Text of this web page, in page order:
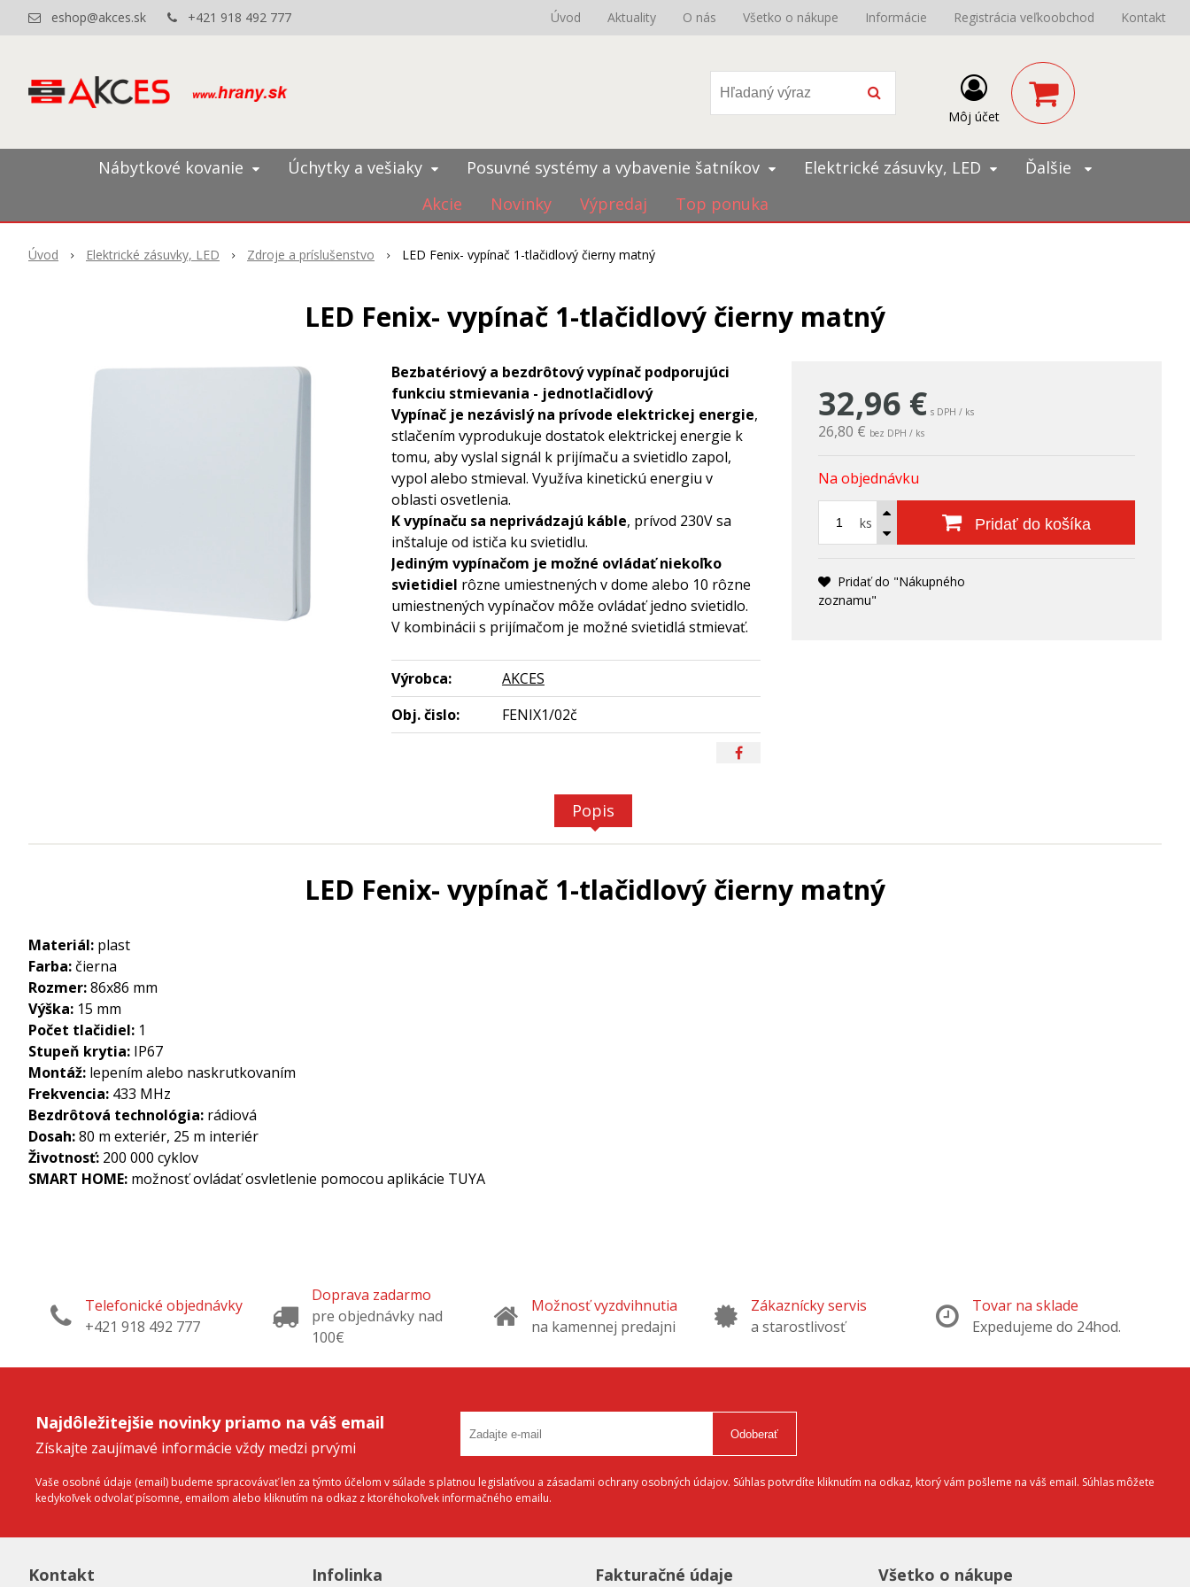
eshop@akces.sk +421 918 492 777 Úvod Aktuality O nás Všetko o nákupe Informácie Registrácia veľkoobchod Kontakt
Môj účet
Nábytkové kovanie Úchytky a vešiaky Posuvné systémy a vybavenie šatníkov Elektrické zásuvky, LED
Ďalšie
Akcie
Novinky Výpredaj Top ponuka
Úvod Elektrické zásuvky, LED Zdroje a príslušenstvo LED Fenix- vypínač 1-tlačidlový čierny matný
LED Fenix- vypínač 1-tlačidlový čierny matný
32,96 € s DPH / ks
26,80 € bez DPH / ks
Na objednávku
ks Pridať do košíka
Pridať do "Nákupného
zoznamu"
Bezbatériový a bezdrôtový vypínač podporujúci
funkciu stmievania - jednotlačidlový
Vypínač je nezávislý na prívode elektrickej energie,
stlačením vyprodukuje dostatok elektrickej energie k
tomu, aby vyslal signál k prijímaču a svietidlo zapol,
vypol alebo stmieval. Využíva kinetickú energiu v
oblasti osvetlenia.
K vypínaču sa neprivádzajú káble, prívod 230V sa
inštaluje od ističa ku svietidlu.
Jediným vypínačom je možné ovládať niekoľko
svietidiel rôzne umiestnených v dome alebo 10 rôzne
umiestnených vypínačov môže ovládať jedno svietidlo.
V kombinácii s prijímačom je možné svietidlá stmievať.
Výrobca:
AKCES
Obj. čislo:
FENIX1/02č
Popis
LED Fenix- vypínač 1-tlačidlový čierny matný
Materiál: plast
Farba: čierna
Rozmer:86x86 mm
Výška: 15 mm
Počet tlačidiel: 1
Stupeň krytia: IP67
Montáž: lepením alebo naskrutkovaním
Frekvencia: 433 MHz
Bezdrôtová technológia: rádiová
Dosah:80 m exteriér, 25 m interiér
Životnosť: 200 000 cyklov
SMART HOME: možnosť ovládať osvletlenie pomocou aplikácie TUYA
Telefonické objednávky
+421 918 492 777
Doprava zadarmo
pre objednávky nad
100€
Možnosť vyzdvihnutia
na kamennej predajni
Zákaznícky servis
a starostlivosť
Tovar na sklade
Expedujeme do 24hod.
Najdôležitejšie novinky priamo na váš email
Získajte zaujímavé informácie vždy medzi prvými
Odoberať
Vaše osobné údaje (email) budeme spracovávať len za týmto účelom v súlade s platnou legislatívou a zásadami ochrany osobných údajov. Súhlas potvrdíte kliknutím na odkaz, ktorý vám pošleme na váš email. Súhlas môžete
kedykoľvek odvolať písomne, emailom alebo kliknutím na odkaz z ktoréhokoľvek informačného emailu.
Kontakt Infolinka Fakturačné údaje Všetko o nákupe